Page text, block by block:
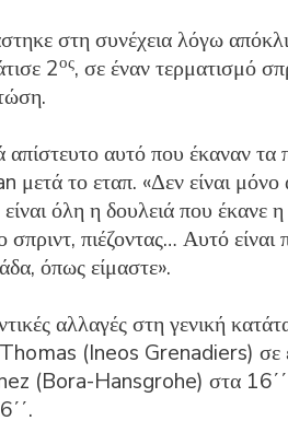
στη συνέχεια λόγω
2ος, σε έναν τερματισμό
απίστευτο αυτό που έκαναν τα
μετά το εταπ. «Δεν είναι
όλη η δουλειά που
σπριντ, πιέζοντας… Αυτό
όπως είμαστε».
αλλαγές στη γενική
(Ineos Grenadiers) σε
(Bora-Hansgrohe) στα